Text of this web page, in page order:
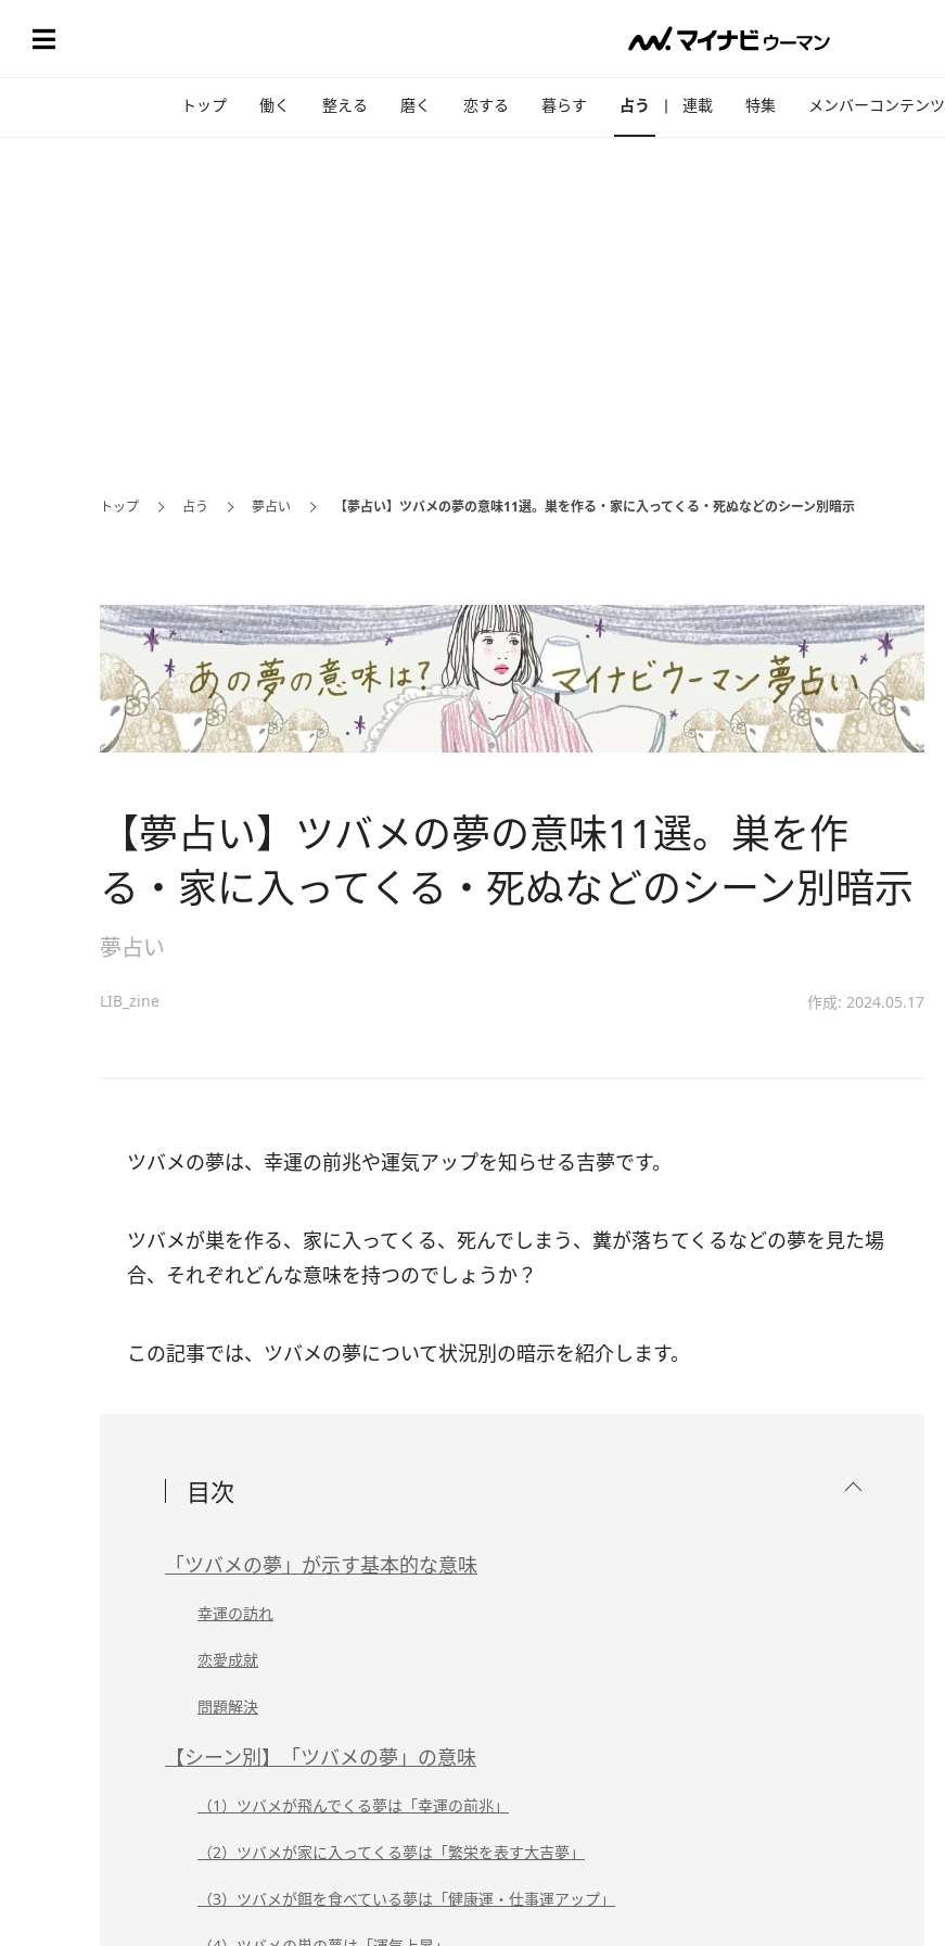
トップ 働く 整える 磨く 恋する 暮らす 占う 連載 特集 メンバーコンテンツ
トップ 占う 夢占い 【夢占い】ツバメの夢の意味11選。巣を作る・家に入ってくる・死ぬなどのシーン別暗示
【夢占い】ツバメの夢の意味11選。巣を作
る・家に入ってくる・死ぬなどのシーン別暗示
夢占い
LIB_zine 作成: 2024.05.17
ツバメの夢は、幸運の前兆や運気アップを知らせる吉夢です。
ツバメが巣を作る、家に入ってくる、死んでしまう、糞が落ちてくるなどの夢を見た場
合、それぞれどんな意味を持つのでしょうか？
この記事では、ツバメの夢について状況別の暗示を紹介します。
目次
「ツバメの夢」が示す基本的な意味
幸運の訪れ
恋愛成就
問題解決
【シーン別】「ツバメの夢」の意味
（1）ツバメが飛んでくる夢は「幸運の前兆」
（2）ツバメが家に入ってくる夢は「繁栄を表す大吉夢」
（3）ツバメが餌を食べている夢は「健康運・仕事運アップ」